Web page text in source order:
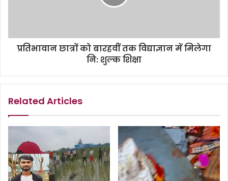
प्रतिभावान छात्रों को बारहवीं तक विद्याज्ञान में मिलेगा
नि: शुल्क शिक्षा
Related Articles